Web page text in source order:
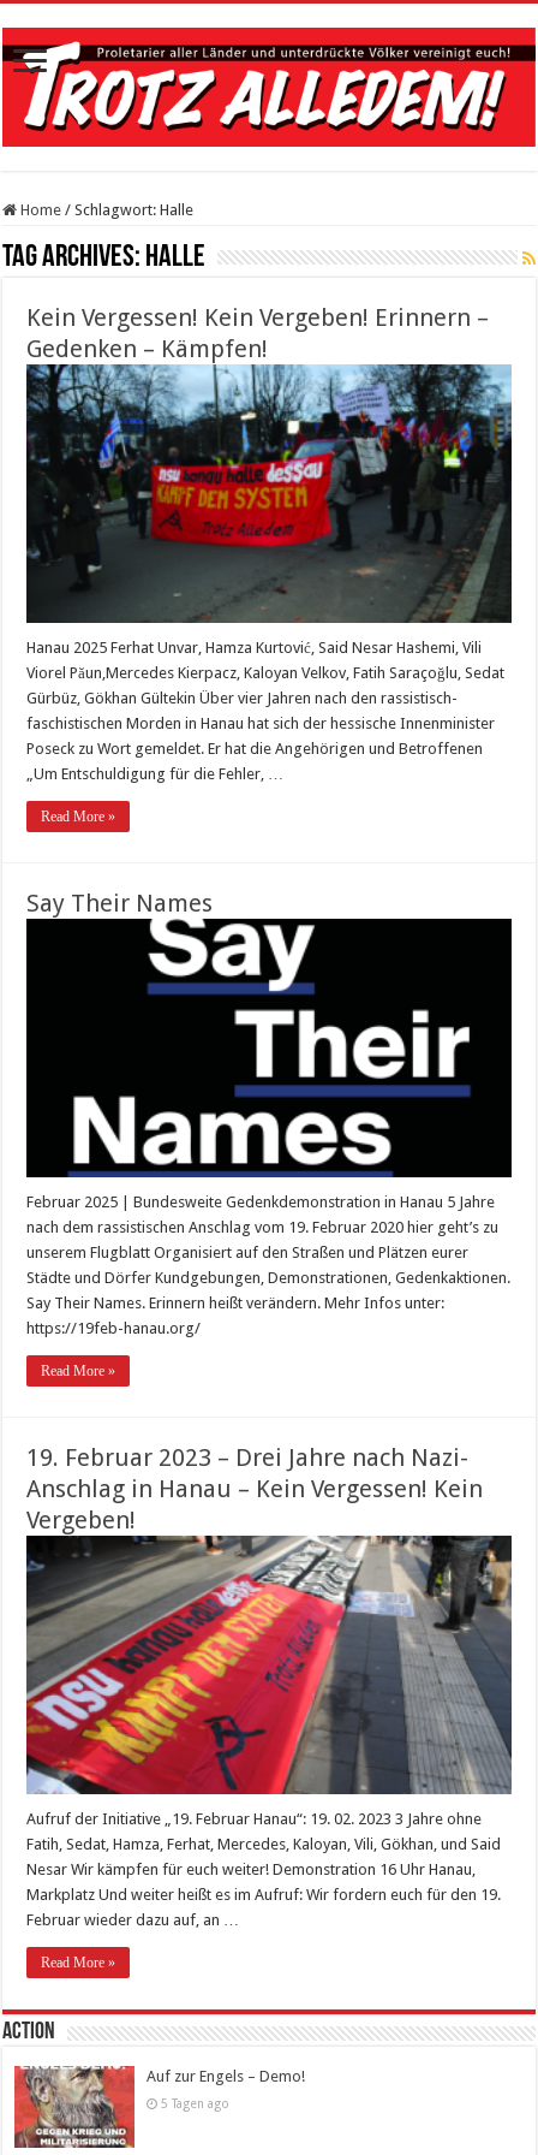
Home / Schlagwort:Halle
Tag Archives: Halle
Kein Vergessen! Kein Vergeben! Erinnern –
Gedenken – Kämpfen!
Hanau 2025 Ferhat Unvar, Hamza Kurtović, Said Nesar Hashemi, Vili
Viorel Păun,Mercedes Kierpacz, Kaloyan Velkov, Fatih Saraçoğlu, Sedat
Gürbüz, Gökhan Gültekin Über vier Jahren nach den rassistisch-
faschistischen Morden in Hanau hat sich der hessische Innenminister
Poseck zu Wort gemeldet. Er hat die Angehörigen und Betroffenen
„Um Entschuldigung für die Fehler, …
Read More »
Say Their Names
Februar 2025 | Bundesweite Gedenkdemonstration in Hanau 5 Jahre
nach dem rassistischen Anschlag vom 19. Februar 2020 hier geht’s zu
unserem Flugblatt Organisiert auf den Straßen und Plätzen eurer
Städte und Dörfer Kundgebungen, Demonstrationen, Gedenkaktionen.
Say Their Names. Erinnern heißt verändern. Mehr Infos unter:
https://19feb-hanau.org/
Read More »
19. Februar 2023 – Drei Jahre nach Nazi-
Anschlag in Hanau – Kein Vergessen! Kein
Vergeben!
Aufruf der Initiative „19. Februar Hanau“: 19. 02. 2023 3 Jahre ohne
Fatih, Sedat, Hamza, Ferhat, Mercedes, Kaloyan, Vili, Gökhan, und Said
Nesar Wir kämpfen für euch weiter! Demonstration 16 Uhr Hanau,
Markplatz Und weiter heißt es im Aufruf: Wir fordern euch für den 19.
Februar wieder dazu auf, an …
Read More »
Action
Auf zur Engels – Demo!
5 Tagen ago